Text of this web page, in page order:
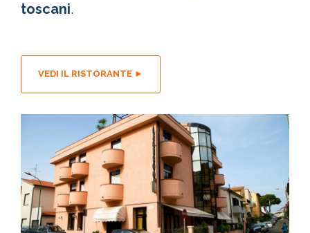
toscani.
VEDI IL RISTORANTE ►